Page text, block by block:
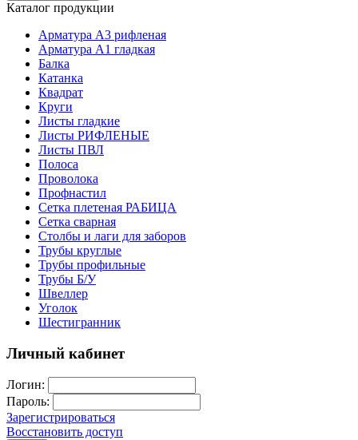
Каталог продукции
Арматура А3 рифленая
Арматура А1 гладкая
Балка
Катанка
Квадрат
Круги
Листы гладкие
Листы РИФЛЕНЫЕ
Листы ПВЛ
Полоса
Проволока
Профнастил
Сетка плетеная РАБИЦА
Сетка сварная
Столбы и лаги для заборов
Трубы круглые
Трубы профильные
Трубы Б/У
Швеллер
Уголок
Шестигранник
Личный кабинет
Логин:
Пароль:
Зарегистрироваться
Восстановить доступ